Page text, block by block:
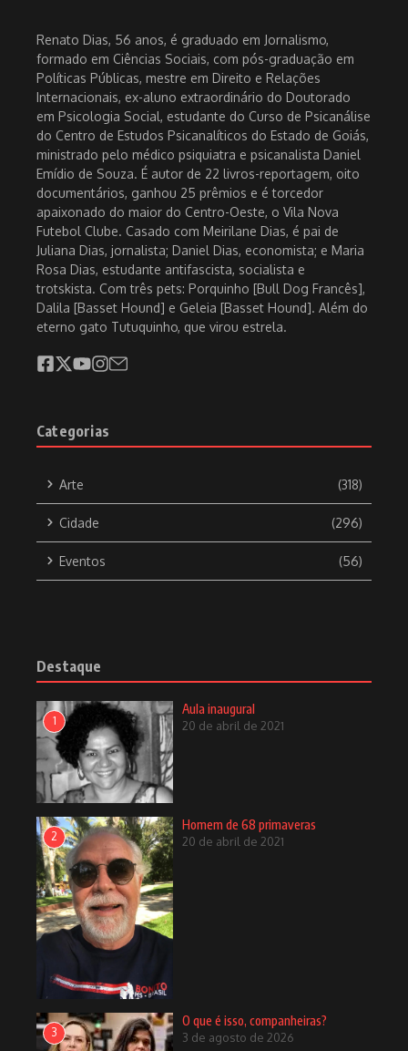
Renato Dias, 56 anos, é graduado em Jornalismo,
formado em Ciências Sociais, com pós-graduação em
Políticas Públicas, mestre em Direito e Relações
Internacionais, ex-aluno extraordinário do Doutorado
em Psicologia Social, estudante do Curso de Psicanálise
do Centro de Estudos Psicanalíticos do Estado de Goiás,
ministrado pelo médico psiquiatra e psicanalista Daniel
Emídio de Souza. É autor de 22 livros-reportagem, oito
documentários, ganhou 25 prêmios e é torcedor
apaixonado do maior do Centro-Oeste, o Vila Nova
Futebol Clube. Casado com Meirilane Dias, é pai de
Juliana Dias, jornalista; Daniel Dias, economista; e Maria
Rosa Dias, estudante antifascista, socialista e
trotskista. Com três pets: Porquinho [Bull Dog Francês],
Dalila [Basset Hound] e Geleia [Basset Hound]. Além do
eterno gato Tutuquinho, que virou estrela.
Categorias
Arte (318)
Cidade (296)
Eventos (56)
Destaque
1
Aula inaugural
20 de abril de 2021
2
Homem de 68 primaveras
20 de abril de 2021
3
O que é isso, companheiras?
3 de agosto de 2026